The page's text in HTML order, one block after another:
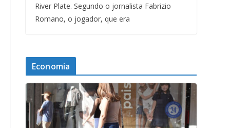
River Plate. Segundo o jornalista Fabrizio
Romano, o jogador, que era
Economia